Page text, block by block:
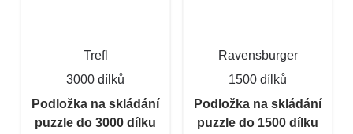
Trefl
3000 dílků
Podložka na skládání
puzzle do 3000 dílku
Ravensburger
1500 dílků
Podložka na skládání
puzzle do 1500 dílku